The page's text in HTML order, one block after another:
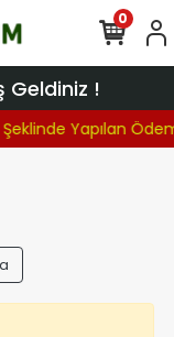
Geldiniz !
Yapılan
0